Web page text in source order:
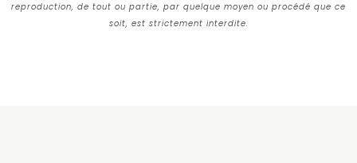
reproduction, de tout ou partie, par quelque moyen ou procédé que ce
soit, est strictement interdite.